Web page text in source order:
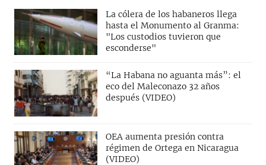
La cólera de los habaneros llega
hasta el Monumento al Granma:
"Los custodios tuvieron que
esconderse"
“La Habana no aguanta más”: el
eco del Maleconazo 32 años
después (VIDEO)
OEA aumenta presión contra
régimen de Ortega en Nicaragua
(VIDEO)